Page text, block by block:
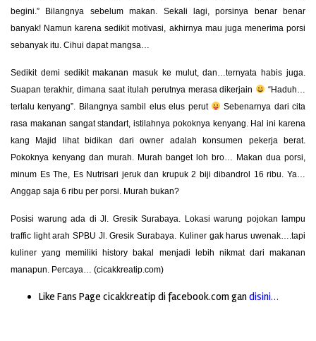
begini.” Bilangnya sebelum makan. Sekali lagi, porsinya benar benar
banyak! Namun karena sedikit motivasi, akhirnya mau juga menerima porsi
sebanyak itu. Cihui dapat mangsa…
Sedikit demi sedikit makanan masuk ke mulut, dan…ternyata habis juga.
Suapan terakhir, dimana saat itulah perutnya merasa dikerjain
“Haduh…
terlalu kenyang”. Bilangnya sambil elus elus perut
Sebenarnya dari cita
rasa makanan sangat standart, istilahnya pokoknya kenyang. Hal ini karena
kang Majid lihat bidikan dari owner adalah konsumen pekerja berat.
Pokoknya kenyang dan murah. Murah banget loh bro… Makan dua porsi,
minum Es The, Es Nutrisari jeruk dan krupuk 2 biji dibandrol 16 ribu. Ya…
Anggap saja 6 ribu per porsi. Murah bukan?
Posisi warung ada di Jl. Gresik Surabaya. Lokasi warung pojokan lampu
traffic light arah SPBU Jl. Gresik Surabaya. Kuliner gak harus uwenak….tapi
kuliner yang memiliki history bakal menjadi lebih nikmat dari makanan
manapun. Percaya… (cicakkreatip.com)
Like Fans Page cicakkreatip di facebook.com gandisini…